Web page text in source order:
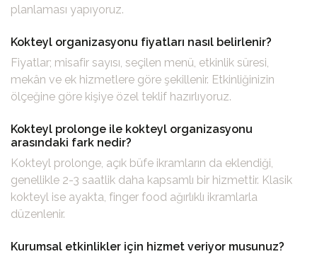
planlaması yapıyoruz.
Kokteyl organizasyonu fiyatları nasıl belirlenir?
Fiyatlar; misafir sayısı, seçilen menü, etkinlik süresi,
mekân ve ek hizmetlere göre şekillenir. Etkinliğinizin
ölçeğine göre kişiye özel teklif hazırlıyoruz.
Kokteyl prolonge ile kokteyl organizasyonu
arasındaki fark nedir?
Kokteyl prolonge, açık büfe ikramların da eklendiği,
genellikle 2-3 saatlik daha kapsamlı bir hizmettir. Klasik
kokteyl ise ayakta, finger food ağırlıklı ikramlarla
düzenlenir.
Kurumsal etkinlikler için hizmet veriyor musunuz?